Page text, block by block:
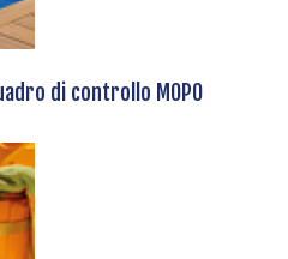
di controllo MOPO